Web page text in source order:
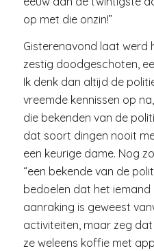
op met die onzin!”
Gisterenavond laat werd
zestig doodgeschoten,
Ik denk dan altijd de
vreemde kennissen op
die bekenden van de
dat soort dingen nooit
een keurige dame. Nog
“een bekende van de
bedoelen dat het iemand
aanraking is geweest
activiteiten, maar zeg
ze weleens koffie met